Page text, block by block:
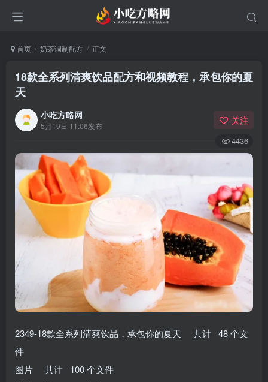
首页 奶茶调制配方 正文
18款全系列清爽饮品配方和视频教程，承包你的夏
天
小吃方略网
5月19日 11:06发布 关注
4436
2349-18款全系列清爽饮品，承包你的夏天 共计 48 个文
件
图片 共计 100 个文件